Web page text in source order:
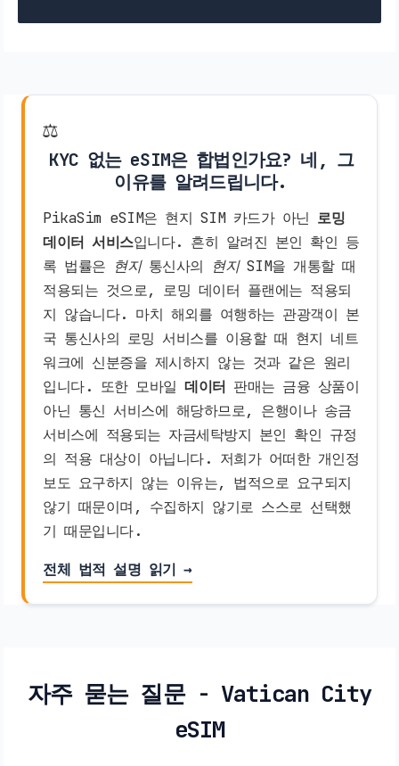
⚖️
KYC 없는 eSIM은 합법인가요? 네, 그
이유를 알려드립니다.
PikaSim eSIM은 현지 SIM 카드가 아닌 로밍
데이터 서비스입니다. 흔히 알려진 본인 확인 등
록 법률은 현지통신사의 현지SIM을 개통할 때
적용되는 것으로, 로밍 데이터 플랜에는 적용되
지 않습니다. 마치 해외를 여행하는 관광객이 본
국 통신사의 로밍 서비스를 이용할 때 현지 네트
워크에 신분증을 제시하지 않는 것과 같은 원리
입니다. 또한 모바일 데이터 판매는 금융 상품이
아닌 통신 서비스에 해당하므로, 은행이나 송금
서비스에 적용되는 자금세탁방지 본인 확인 규정
의 적용 대상이 아닙니다. 저희가 어떠한 개인정
보도 요구하지 않는 이유는, 법적으로 요구되지
않기 때문이며, 수집하지 않기로 스스로 선택했
기 때문입니다.
전체 법적 설명 읽기 →
자주 묻는 질문 - Vatican City
eSIM